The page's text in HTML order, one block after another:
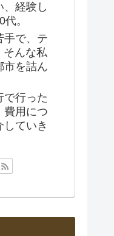
、経験し
。
手で、テ
そんな私
市を詰ん
で行った
費用につ
ていき